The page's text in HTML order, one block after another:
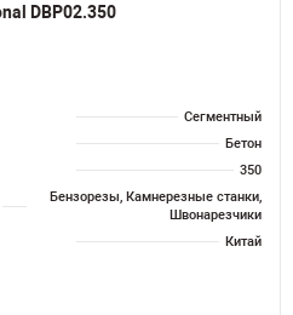
DBP02.350
Сегментный
Бетон
350
Бензорезы, Камнерезные станки,
Швонарезчики
Китай